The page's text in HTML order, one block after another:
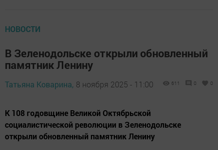
НОВОСТИ
В Зеленодольске открыли обновленный
памятник Ленину
Татьяна Коварина, 8 ноября 2025 - 11:00 611 0 0
К 108 годовщине Великой Октябрьской
социалистической революции в Зеленодольске
открыли обновленный памятник Ленину